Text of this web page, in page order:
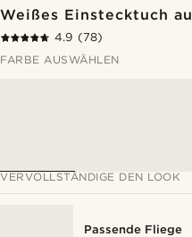
Weißes Einstecktuch
4.9 (78)
FARBE AUSWÄHLEN
VERVOLLSTÄNDIGE DEN LOOK
Passende Fliege